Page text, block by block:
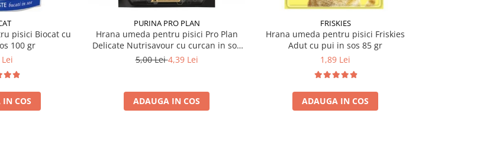
pisici Biocat cu
100 gr
COS
PURINA PRO PLAN
Hrana umeda pentru pisici Pro Plan
Delicate Nutrisavour cu curcan in sos
85 gr
5,00 Lei4,39 Lei
ADAUGA IN COS
FRISKIES
Hrana umeda pentru pisici Friskies
Adut cu pui in sos 85 gr
1,89 Lei
ADAUGA IN COS